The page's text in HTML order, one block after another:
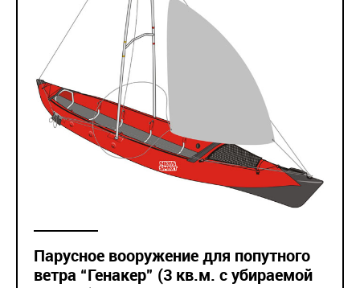
Парусное вооружение для попутного
ветра “Генакер” (3 кв.м. с убираемой